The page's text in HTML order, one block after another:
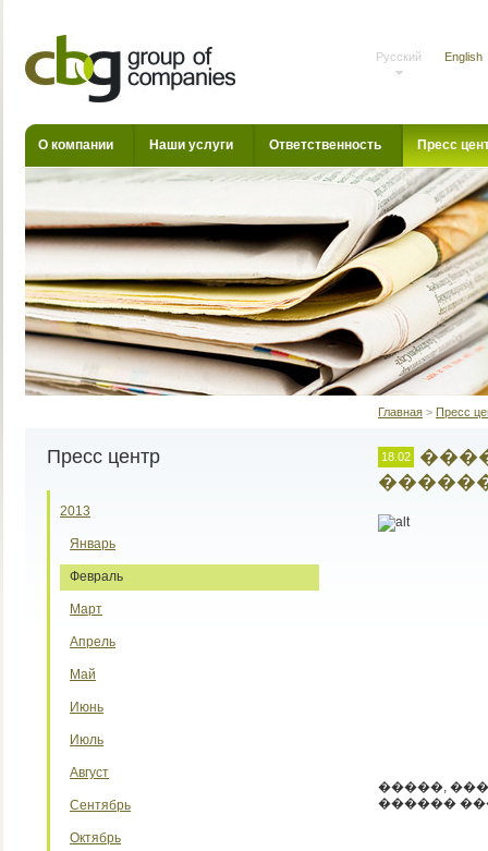
Русский English
О компании Наши услуги Ответственность Пресс
Пресс центр
2013
Январь
Февраль
Март
Апрель
Май
Июнь
Июль
Август
Сентябрь
Октябрь
Главная > Пресс
18.02
�����,
������